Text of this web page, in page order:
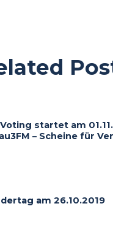
startet am
– Scheine für
am 26.10.2019